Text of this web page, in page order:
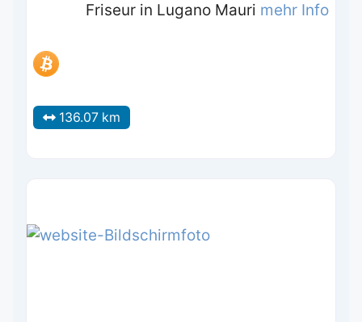
Friseur in Lugano Mauri mehr Info
136.07 km